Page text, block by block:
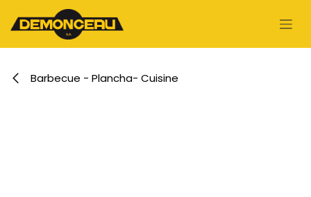
Se rendre au contenu
Barbecue - Plancha- Cuisine